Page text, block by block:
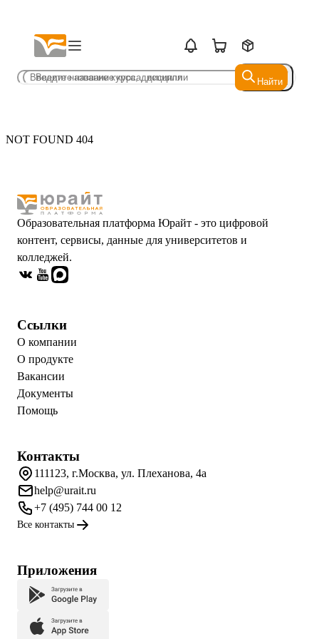
Найти
Найти
NOT FOUND 404
Образовательная платформа Юрайт - это цифровой
контент, сервисы, данные для университетов и
колледжей.
Ссылки
О компании
О продукте
Вакансии
Документы
Помощь
Контакты
111123, г.Москва, ул. Плеханова, 4а
help@urait.ru
+7 (495) 744 00 12
Все контакты
Приложения